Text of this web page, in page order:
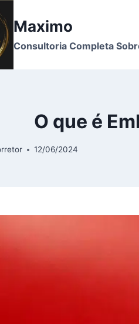
Maximo
Consultoria Completa
O que é
12/06/2024